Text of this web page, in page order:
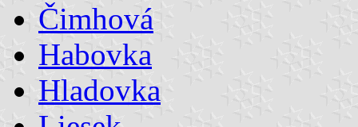
Čimhová
Habovka
Hladovka